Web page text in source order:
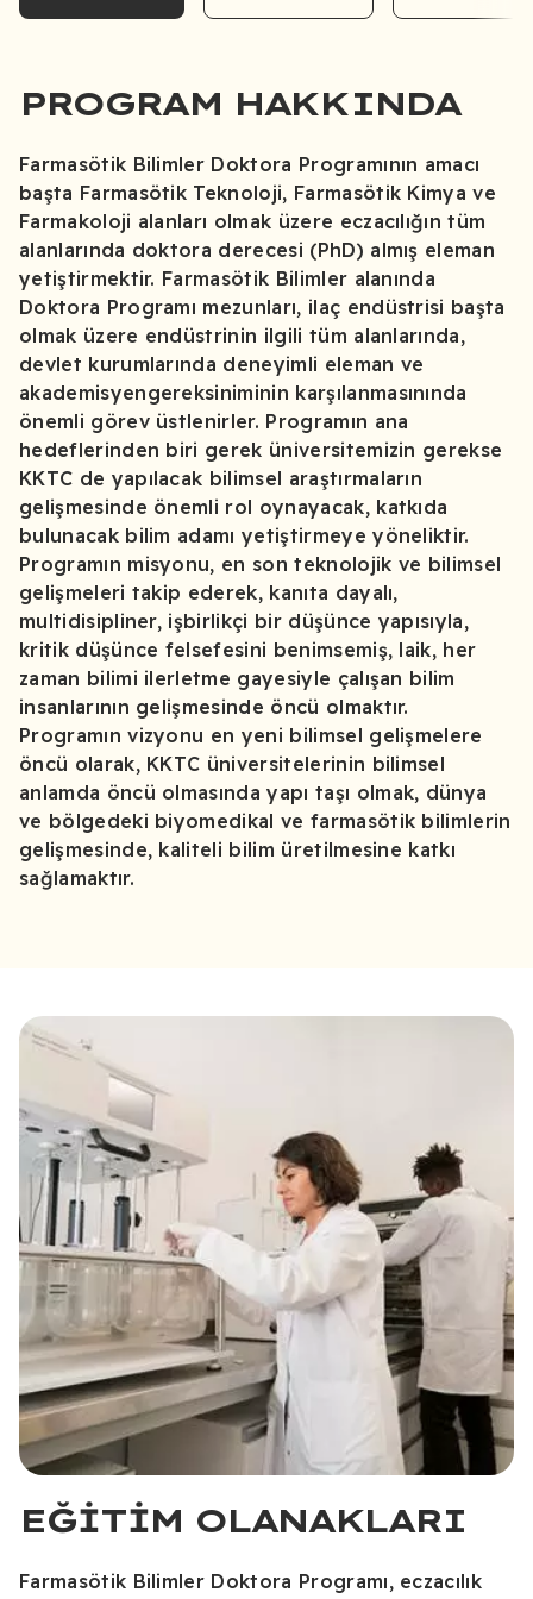
PROGRAM HAKKINDA
Farmasötik Bilimler Doktora Programının amacı
başta Farmasötik Teknoloji, Farmasötik Kimya ve
Farmakoloji alanları olmak üzere eczacılığın tüm
alanlarında doktora derecesi (PhD) almış eleman
yetiştirmektir. Farmasötik Bilimler alanında
Doktora Programı mezunları, ilaç endüstrisi başta
olmak üzere endüstrinin ilgili tüm alanlarında,
devlet kurumlarında deneyimli eleman ve
akademisyengereksiniminin karşılanmasınında
önemli görev üstlenirler. Programın ana
hedeflerinden biri gerek üniversitemizin gerekse
KKTC de yapılacak bilimsel araştırmaların
gelişmesinde önemli rol oynayacak, katkıda
bulunacak bilim adamı yetiştirmeye yöneliktir.
Programın misyonu, en son teknolojik ve bilimsel
gelişmeleri takip ederek, kanıta dayalı,
multidisipliner, işbirlikçi bir düşünce yapısıyla,
kritik düşünce felsefesini benimsemiş, laik, her
zaman bilimi ilerletme gayesiyle çalışan bilim
insanlarının gelişmesinde öncü olmaktır.
Programın vizyonu en yeni bilimsel gelişmelere
öncü olarak, KKTC üniversitelerinin bilimsel
anlamda öncü olmasında yapı taşı olmak, dünya
ve bölgedeki biyomedikal ve farmasötik bilimlerin
gelişmesinde, kaliteli bilim üretilmesine katkı
sağlamaktır.
EĞITIM OLANAKLARI
Farmasötik Bilimler Doktora Programı, eczacılık